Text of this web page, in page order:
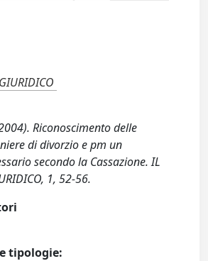
Riconoscimento delle
di divorzio e pm un
secondo la Cassazione. IL
1, 52-56.
tipologie: